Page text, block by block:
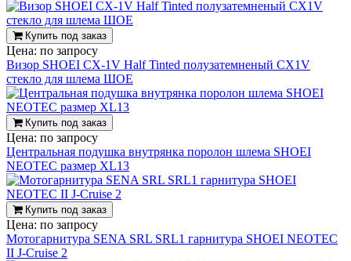
Купить под заказ
Цена: по запросу
Визор SHOEI CX-1V Half Tinted полузатемненый CX1V
стекло для шлема ШОЕ
Купить под заказ
Цена: по запросу
Центральная подушка внутрянка поролон шлема SHOEI
NEOTEC размер XL13
Купить под заказ
Цена: по запросу
Мотогарнитура SENA SRL SRL1 гарнитура SHOEI NEOTEC
II J-Cruise 2